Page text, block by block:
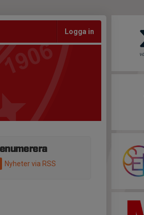
Logga in
Nyheter via RSS